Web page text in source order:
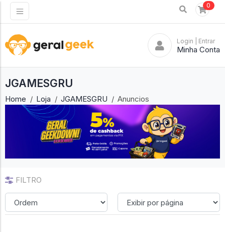
0
Login | Entrar
Minha Conta
JGAMESGRU
Home Loja JGAMESGRU Anuncios
FILTRO